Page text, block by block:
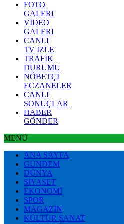
FOTO
GALERI
VIDEO
GALERI
CANLI
TV İZLE
TRAFİK
DURUMU
NÖBETÇİ
ECZANELER
CANLI
SONUÇLAR
HABER
GÖNDER
MENÜ
ANA SAYFA
GÜNDEM
DÜNYA
SİYASET
EKONOMİ
SPOR
MAGAZİN
KÜLTÜR SANAT